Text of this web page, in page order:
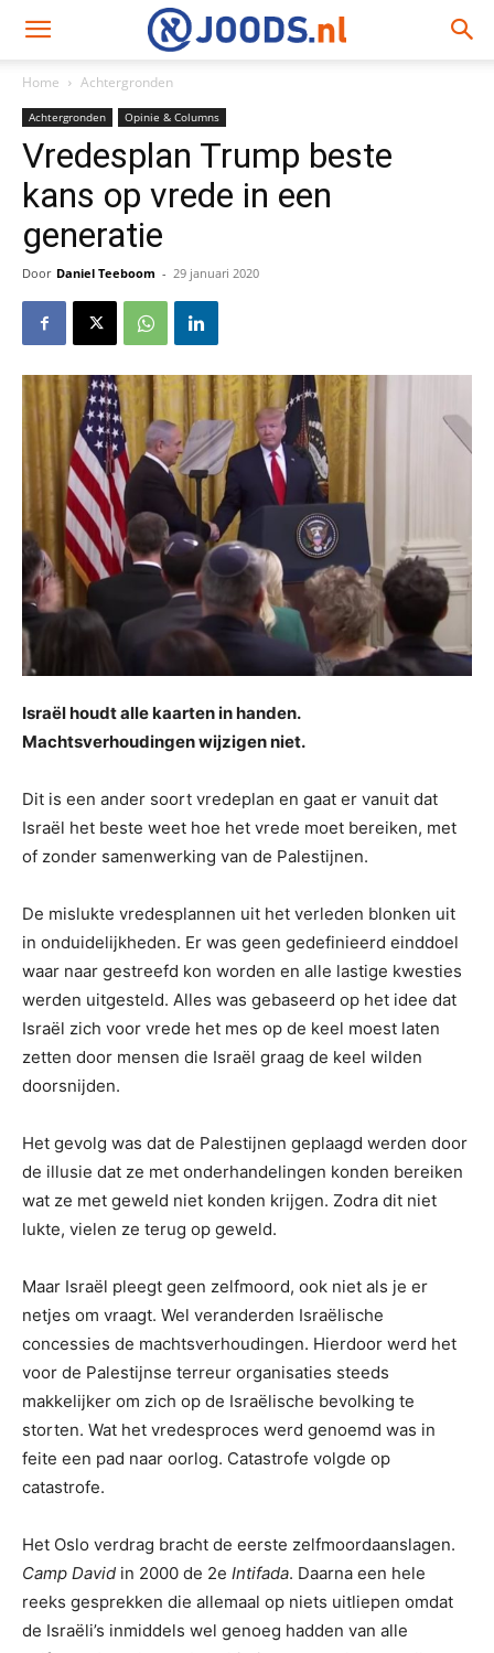
Home Achtergronden
Achtergronden Opinie & Columns
Vredesplan Trump beste
kans op vrede in een
generatie
Door Daniel Teeboom - 29 januari 2020
Israël houdt alle kaarten in handen.
Machtsverhoudingen wijzigen niet.
Dit is een ander soort vredeplan en gaat er vanuit dat
Israël het beste weet hoe het vrede moet bereiken, met
of zonder samenwerking van de Palestijnen.
De mislukte vredesplannen uit het verleden blonken uit
in onduidelijkheden. Er was geen gedefinieerd einddoel
waar naar gestreefd kon worden en alle lastige kwesties
werden uitgesteld. Alles was gebaseerd op het idee dat
Israël zich voor vrede het mes op de keel moest laten
zetten door mensen die Israël graag de keel wilden
doorsnijden.
Het gevolg was dat de Palestijnen geplaagd werden door
de illusie dat ze met onderhandelingen konden bereiken
wat ze met geweld niet konden krijgen. Zodra dit niet
lukte, vielen ze terug op geweld.
Maar Israël pleegt geen zelfmoord, ook niet als je er
netjes om vraagt. Wel veranderden Israëlische
concessies de machtsverhoudingen. Hierdoor werd het
voor de Palestijnse terreur organisaties steeds
makkelijker om zich op de Israëlische bevolking te
storten. Wat het vredesproces werd genoemd was in
feite een pad naar oorlog. Catastrofe volgde op
catastrofe.
Het Oslo verdrag bracht de eerste zelfmoordaanslagen.
Camp David in 2000 de 2e Intifada. Daarna een hele
reeks gesprekken die allemaal op niets uitliepen omdat
de Israëli’s inmiddels wel genoeg hadden van alle